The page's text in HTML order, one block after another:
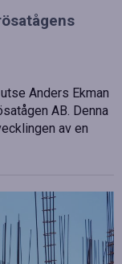
Anders Ekman
AB. Denna
av en